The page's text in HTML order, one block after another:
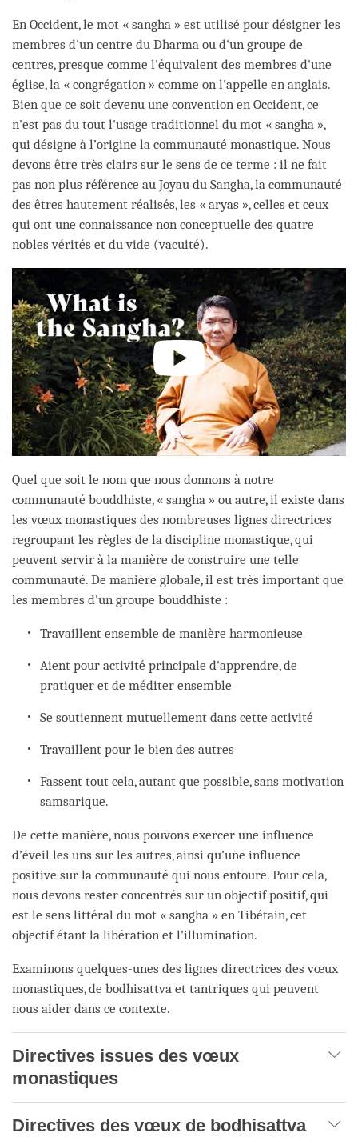
En Occident, le mot « sangha » est utilisé pour désigner les
membres d'un centre du Dharma ou d'un groupe de
centres, presque comme l'équivalent des membres d'une
église, la « congrégation » comme on l'appelle en anglais.
Bien que ce soit devenu une convention en Occident, ce
n'est pas du tout l'usage traditionnel du mot « sangha »,
qui désigne à l’origine la communauté monastique. Nous
devons être très clairs sur le sens de ce terme : il ne fait
pas non plus référence au Joyau du Sangha, la communauté
des êtres hautement réalisés, les « aryas », celles et ceux
qui ont une connaissance non conceptuelle des quatre
nobles vérités et du vide (vacuité).
Quel que soit le nom que nous donnons à notre
communauté bouddhiste, « sangha » ou autre, il existe dans
les vœux monastiques des nombreuses lignes directrices
regroupant les règles de la discipline monastique, qui
peuvent servir à la manière de construire une telle
communauté. De manière globale, il est très important que
les membres d'un groupe bouddhiste :
Travaillent ensemble de manière harmonieuse
Aient pour activité principale d'apprendre, de
pratiquer et de méditer ensemble
Se soutiennent mutuellement dans cette activité
Travaillent pour le bien des autres
Fassent tout cela, autant que possible, sans motivation
samsarique.
De cette manière, nous pouvons exercer une influence
d’éveil les uns sur les autres, ainsi qu’une influence
positive sur la communauté qui nous entoure. Pour cela,
nous devons rester concentrés sur un objectif positif, qui
est le sens littéral du mot « sangha » en Tibétain, cet
objectif étant la libération et l'illumination.
Examinons quelques-unes des lignes directrices des vœux
monastiques, de bodhisattva et tantriques qui peuvent
nous aider dans ce contexte.
Directives issues des vœux
monastiques
Directives des vœux de bodhisattva